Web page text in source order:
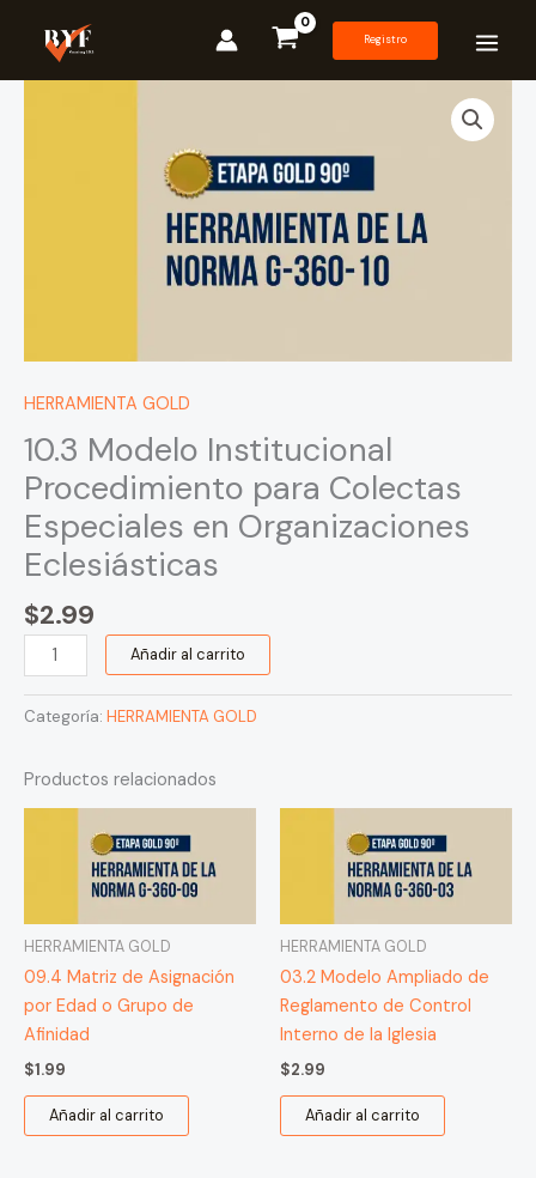
contenido
Registro
HERRAMIENTA GOLD
10.3 Modelo Institucional
Procedimiento para Colectas
Especiales en Organizaciones
Eclesiásticas
$2.99
Añadir al carrito
Categoría: HERRAMIENTA GOLD
Productos relacionados
HERRAMIENTA GOLD
09.4 Matriz de Asignación
por Edad o Grupo de
Afinidad
$1.99
Añadir al carrito
HERRAMIENTA GOLD
03.2 Modelo Ampliado de
Reglamento de Control
Interno de la Iglesia
$2.99
Añadir al carrito